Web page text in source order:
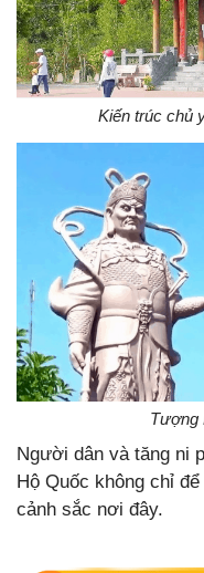
Kiến trúc chủ
Tượng
Người dân và tăng ni
Hộ Quốc không chỉ
cảnh sắc nơi đây.